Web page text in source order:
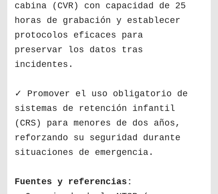
cabina (CVR) con capacidad de 25
horas de grabación y establecer
protocolos eficaces para
preservar los datos tras
incidentes.
✓ Promover el uso obligatorio de
sistemas de retención infantil
(CRS) para menores de dos años,
reforzando su seguridad durante
situaciones de emergencia.
Fuentes y referencias: